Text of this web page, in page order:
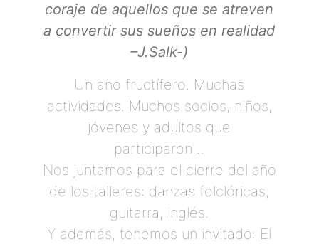
coraje de aquellos que se atreven
a convertir sus sueños en realidad
–J.Salk-)
Un año fructífero. Muchas
actividades. Muchos socios, niños,
jóvenes y adultos que
participaron…
Nos juntamos para el cierre del año
de los talleres: danzas folclóricas,
guitarra, inglés.
Y además, tenemos un invitado: El